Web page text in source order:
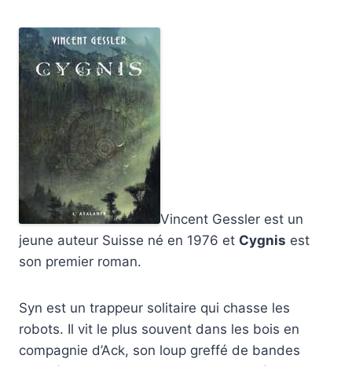
Vincent Gessler est un
jeune auteur Suisse né en 1976 et Cygnis est
son premier roman.
Syn est un trappeur solitaire qui chasse les
robots. Il vit le plus souvent dans les bois en
compagnie d’Ack, son loup greffé de bandes